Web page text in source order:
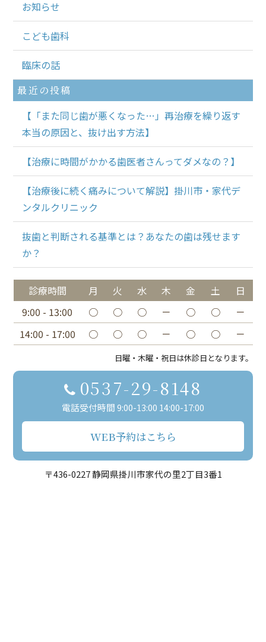
お知らせ
こども歯科
臨床の話
最近の投稿
【「また同じ歯が悪くなった…」再治療を繰り返す
本当の原因と、抜け出す方法】
【治療に時間がかかる歯医者さんってダメなの？】
【治療後に続く痛みについて解説】掛川市・家代デ
ンタルクリニック
抜歯と判断される基準とは？あなたの歯は残せます
か？
診療時間 月 火 水 木 金 土
日
9:00 - 13:00
○ ○ ○ － ○ ○
－
14:00 - 17:00
○ ○ ○ － ○ ○ －
日曜・木曜・祝日は休診日となります。
0537-29-8148
電話受付時間 9:00-13:00 14:00-17:00
WEB予約はこちら
〒436-0227 静岡県掛川市家代の里2丁目3番1